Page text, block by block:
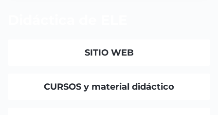
SITIO WEB
CURSOS y material didáctico